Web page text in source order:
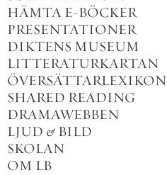
HÄMTA E-BÖCKER
PRESENTATIONER
DIKTENS MUSEUM
LITTERATURKARTAN
ÖVERSÄTTARLEXIKON
SHARED READING
DRAMAWEBBEN
LJUD & BILD
SKOLAN
OM LB